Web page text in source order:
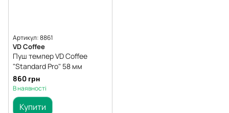
Артикул: 8861
VD Coffee
Пуш темпер VD Coffee
"Standard Pro" 58 мм
860 грн
В наявності
Купити